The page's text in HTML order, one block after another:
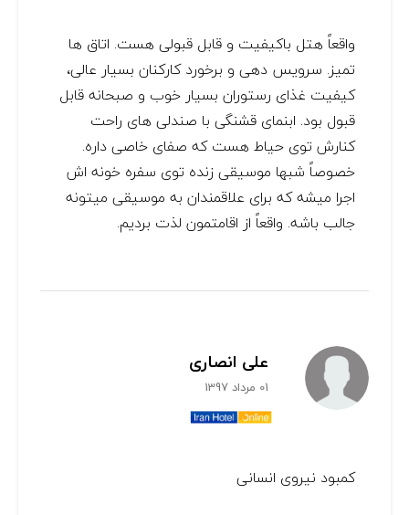
واقعاً هتل باکیفیت و قابل قبولی هست. اتاق ها
تمیز. سرویس دهی و برخورد کارکنان بسیار عالی،
کیفیت غذای رستوران بسیار خوب و صبحانه قابل
قبول بود. ابنمای قشنگی با صندلی های راحت
کنارش توی حیاط هست که صفای خاصی داره.
خصوصاً شبها موسیقی زنده توی سفره خونه اش
اجرا میشه که برای علاقمندان به موسیقی میتونه
جالب باشه. واقعاً از اقامتمون لذت بردیم.
علی انصاری
01 مرداد 1397
کمبود نیروی انسانی